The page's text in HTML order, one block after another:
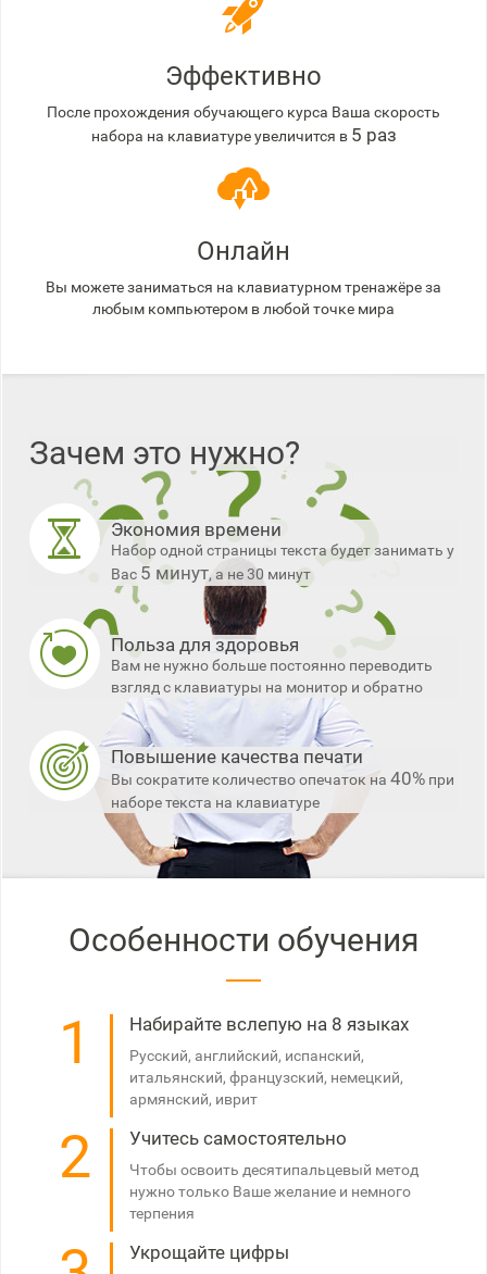
Эффективно
После прохождения обучающего курса Ваша скорость
набора на клавиатуре увеличится в 5 раз
Онлайн
Вы можете заниматься на клавиатурном тренажёре за
любым компьютером в любой точке мира
Зачем это нужно?
Экономия времени
Набор одной страницы текста будет занимать у
Вас 5 минут, а не 30 минут
Польза для здоровья
Вам не нужно больше постоянно переводить
взгляд с клавиатуры на монитор и обратно
Повышение качества печати
Вы сократите количество опечаток на 40% при
наборе текста на клавиатуре
Особенности обучения
1 Набирайте вслепую на 8 языках
Русский, английский, испанский,
итальянский, французский, немецкий,
армянский, иврит
2 Учитесь самостоятельно
Чтобы освоить десятипальцевый метод
нужно только Ваше желание и немного
терпения
Укрощайте цифры